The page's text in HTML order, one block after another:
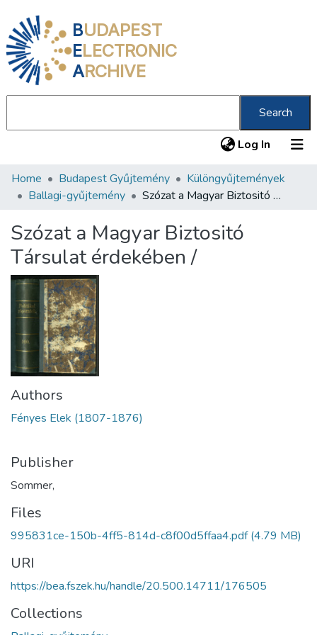
BUDAPEST
ELECTRONIC
ARCHIVE
Search
Log In (current)
Communities & Collections
Statistics
About us
Home Budapest Gyűjtemény
Különgyűjtemények
Ballagi-gyűjtemény
Szózat a Magyar Biztositó Társulat érdekében /
Szózat a Magyar Biztositó
Társulat érdekében /
Authors
Fényes Elek (1807-1876)
Publisher
Sommer,
Files
995831ce-150b-4ff5-814d-c8f00d5ffaa4.pdf(4.79 MB)
URI
https://bea.fszek.hu/handle/20.500.14711/176505
Collections